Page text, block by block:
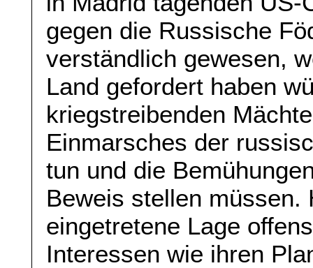
gegen die Russische
verständlich gewesen,
Land gefordert haben
kriegstreibenden
Einmarsches der
tun und die
Beweis stellen müssen.
eingetretene Lage
Interessen wie ihren